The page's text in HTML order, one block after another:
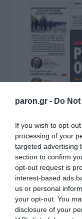
paron.gr - Do
If you wish to opt-
processing of your
targeted advertising
section to confirm
opt-out request is
interest-based ads
us or personal
your opt-out. You
disclosure of your